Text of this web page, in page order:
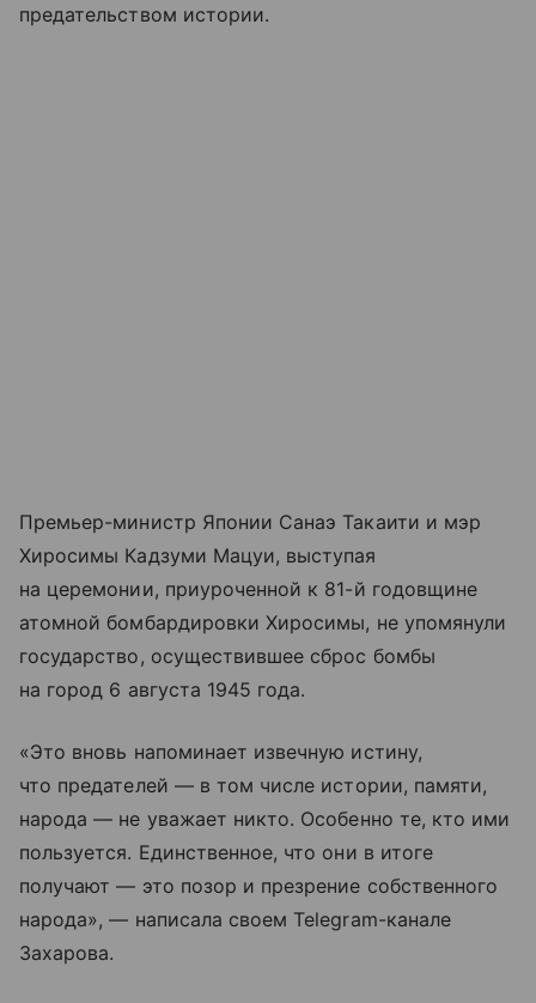
предательством истории.
Премьер-министр Японии Санаэ Такаити и мэр
Хиросимы Кадзуми Мацуи, выступая
на церемонии, приуроченной к 81-й годовщине
атомной бомбардировки Хиросимы, не упомянули
государство, осуществившее сброс бомбы
на город 6 августа 1945 года.
«Это вновь напоминает извечную истину,
что предателей — в том числе истории, памяти,
народа — не уважает никто. Особенно те, кто ими
пользуется. Единственное, что они в итоге
получают — это позор и презрение собственного
народа», — написала своем Telegram-канале
Захарова.